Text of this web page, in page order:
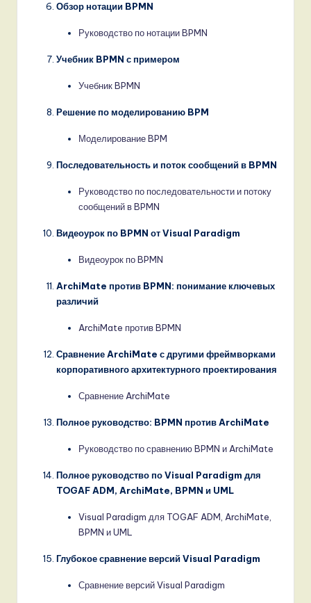
Обзор нотации BPMN
Руководство по нотации BPMN
Учебник BPMN с примером
Учебник BPMN
Решение по моделированию BPM
Моделирование BPM
Последовательность и поток сообщений в BPMN
Руководство по последовательности и потоку
сообщений в BPMN
Видеоурок по BPMN от Visual Paradigm
Видеоурок по BPMN
ArchiMate против BPMN: понимание ключевых
различий
ArchiMate против BPMN
Сравнение ArchiMate с другими фреймворками
корпоративного архитектурного проектирования
Сравнение ArchiMate
Полное руководство: BPMN против ArchiMate
Руководство по сравнению BPMN и ArchiMate
Полное руководство по Visual Paradigm для
TOGAF ADM, ArchiMate, BPMN и UML
Visual Paradigm для TOGAF ADM, ArchiMate,
BPMN и UML
Глубокое сравнение версий Visual Paradigm
Сравнение версий Visual Paradigm